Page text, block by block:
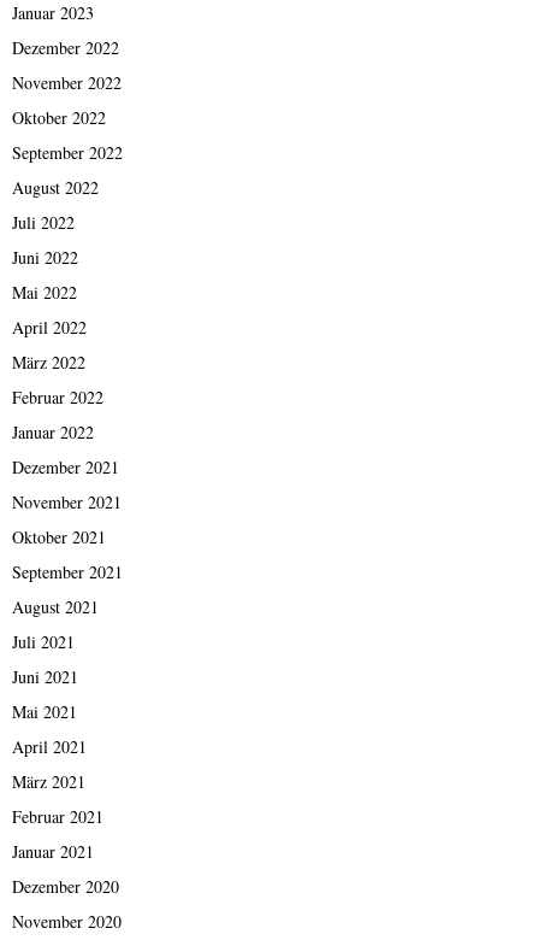
Januar 2023
Dezember 2022
November 2022
Oktober 2022
September 2022
August 2022
Juli 2022
Juni 2022
Mai 2022
April 2022
März 2022
Februar 2022
Januar 2022
Dezember 2021
November 2021
Oktober 2021
September 2021
August 2021
Juli 2021
Juni 2021
Mai 2021
April 2021
März 2021
Februar 2021
Januar 2021
Dezember 2020
November 2020